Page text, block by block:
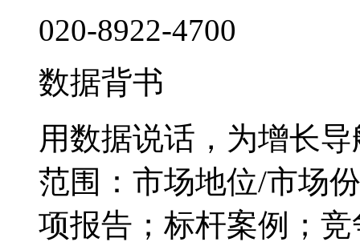
020-8922-4700
数据背书
用数据说话，为增长导
范围：市场地位/市场
项报告；标杆案例；